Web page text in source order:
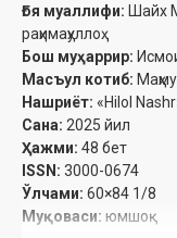
Ғоя муаллифи: Шайх
раҳимаҳуллоҳ
Бош муҳаррир:
Масъул котиб:
Нашриёт: «Hilol
Сана: 2025 йил
Ҳажми: 48 бет‎
ISSN: 3000-0674
Ўлчами: 60×84 1/8
Муқоваси: юмшоқ